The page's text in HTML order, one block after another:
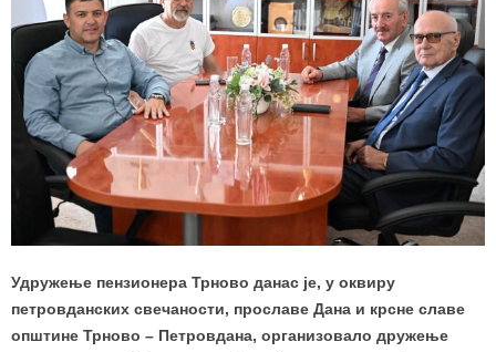
Удружење пензионера Трново данас је, у оквиру
петровданских свечаности, прославе Дана и крсне славе
општине Трново – Петровдана, организовало дружење